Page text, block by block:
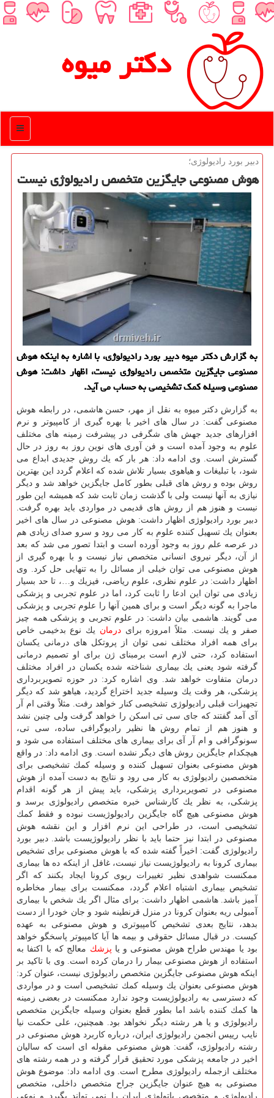
دكتر میوه
منو
دبیر بورد رادیولوژی؛
هوش مصنوعی جایگزین متخصص رادیولوژی نیست
به گزارش دكتر میوه دبیر بورد رادیولوژی، با اشاره به اینكه هوش
مصنوعی جایگزین متخصص رادیولوژی نیست، اظهار داشت: هوش
مصنوعی وسیله كمك تشخیصی به حساب می آید.
به گزارش دكتر میوه به نقل از مهر، حسن هاشمی، در رابطه هوش
مصنوعی گفت: در سال های اخیر با بهره گیری از كامپیوتر و نرم
افزارهای جدید جهش های شگرفی در پیشرفت زمینه های مختلف
علوم به وجود آمده است و فن آوری های نوین روز به روز در حال
گسترش است. وی ادامه داد: هر بار كه یك روش جدیدی ابداع می
شود، با تبلیغات و هیاهوی بسیار تلاش شده كه اعلام گردد این بهترین
روش بوده و روش های قبلی بطور كامل جایگزین خواهد شد و دیگر
نیازی به آنها نیست ولی با گذشت زمان ثابت شد كه همیشه این طور
نیست و هنوز هم از روش های قدیمی در مواردی باید بهره گرفت.
دبیر بورد رادیولوژی اظهار داشت: هوش مصنوعی در سال های اخیر
بعنوان یك تسهیل كننده علوم به كار می رود و سرو صدای زیادی هم
در عرصه علم روز به وجود آورده است و ابتدا تصور می شد كه بعد
از آن، دیگر نیروی انسانی متخصص نیاز نیست و با بهره گیری از
هوش مصنوعی می توان خیلی از مسائل را به تنهایی حل كرد. وی
اظهار داشت: در علوم نظری، علوم ریاضی، فیزیك و…، تا حد بسیار
زیادی می توان این ادعا را ثابت كرد، اما در علوم تجربی و پزشكی
ماجرا به گونه دیگر است و برای همین آنها را علوم تجربی و پزشكی
می گویند. هاشمی بیان داشت: در علوم تجربی و پزشكی همه چیز
صفر و یك نیست. مثلاً امروزه برایدرمان یك نوع بدخیمی خاص
برای همه افراد مختلف نمی توان از پروتكل های درمانی یكسان
استفاده كرد، حتی لازم است برمبنای ژن برای او تصمیم درمانی
گرفته شود یعنی یك بیماری شناخته شده یكسان در افراد مختلف
درمان متفاوت خواهد شد. وی اشاره كرد: در حوزه تصویربرداری
پزشكی، هر وقت یك وسیله جدید اختراع گردید، هیاهو شد كه دیگر
تجهیزات قبلی رادیولوژی تشخیصی كنار خواهد رفت. مثلاً وقتی ام آر
آی آمد گفتند كه جای سی تی اسكن را خواهد گرفت ولی چنین نشد
و هنوز هم از تمام روش ها نظیر رادیوگرافی ساده، سی تی،
سونوگرافی و ام آر آی برای بیماری های مختلف استفاده می شود و
هیچكدام جایگزین روش های دیگر نشده است. وی ادامه داد: در واقع
هوش مصنوعی بعنوان تسهیل كننده و وسیله كمك تشخیصی برای
متخصصین رادیولوژی به كار می رود و نتایج به دست آمده از هوش
مصنوعی در تصویربرداری پزشكی، باید پیش از هر گونه اقدام
پزشكی، به نظر یك كارشناس خبره متخصص رادیولوژی برسد و
هوش مصنوعی هیچ گاه جایگزین رادیولوژیست نبوده و فقط كمك
تشخیصی است، در طراحی این نرم افزار و این نقشه هوش
مصنوعی در ابتدا نیز حتما باید با نظر رادیولوژیست باشد. دبیر بورد
رادیولوژی گفت: اخیراً گفته شده كه با هوش مصنوعی برای تشخیص
بیماری كرونا به رادیولوژیست نیاز نیست، غافل از اینكه ده ها بیماری
ممكنست شواهدی نظیر تغییرات ریوی كرونا ایجاد بكنند كه اگر
تشخیص بیماری اشتباه اعلام گردد، ممكنست برای بیمار مخاطره
آمیز باشد. هاشمی اظهار داشت: برای مثال اگر یك شخص با بیماری
آمبولی ریه بعنوان كرونا در منزل قرنطینه شود و جان خودرا از دست
بدهد، نتایج بعدی تشخیص كامپیوتری و هوش مصنوعی به عهده
كیست. در قبال مسائل حقوقی و بیمه ها آیا كامپیوتر پاسخگو خواهد
بود یا مهندس طراح هوش مصنوعی و یا پزشك معالج كه با اكتفا به
استفاده از هوش مصنوعی بیمار را درمان كرده است. وی با تاكید بر
اینكه هوش مصنوعی جایگزین متخصص رادیولوژی نیست، عنوان كرد:
هوش مصنوعی بعنوان یك وسیله كمك تشخیصی است و در مواردی
كه دسترسی به رادیولوژیست وجود ندارد ممكنست در بعضی زمینه
ها كمك كننده باشد اما بطور قطع بعنوان وسیله جایگزین متخصص
رادیولوژی و یا هر رشته دیگر نخواهد بود. همچنین، علی حكمت نیا
نایب رییس انجمن رادیولوژی ایران، درباره كاربرد هوش مصنوعی در
رشته رادیولوژی، گفت: هوش مصنوعی مقوله ای است كه سالیان
اخیر در جامعه پزشكی مورد تحقیق قرار گرفته و در همه رشته های
مختلف ازجمله رادیولوژی مطرح است. وی ادامه داد: موضوع هوش
مصنوعی به هیچ عنوان جایگزین جراح متخصص داخلی، متخصص
رادیولوژی و متخصص پاتولوژی ایران را نمی تواند بگیرد و نوعی